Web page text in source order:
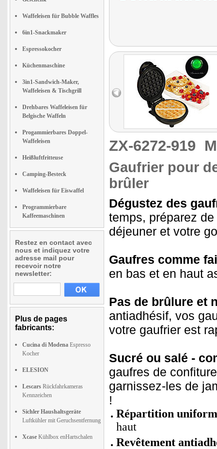
Waffeleisen für Bubble Waffles
6in1-Snackmaker
Espressokocher
Küchenmaschine
3in1-Sandwich-Maker,
Waffeleisen & Tischgrill
Drehbares Waffeleisen für
Belgische Waffeln
Progammierbares Doppel-
Waffeleisen
Heißluftfritteuse
Camping-Besteck
Waffeleisen für Eiswaffel
Programmierbare
Kaffeemaschinen
Restez en contact avec
nous et indiquez votre
adresse mail pour
recevoir notre
newsletter:
Plus de pages
fabricants:
Cucina di Modena Espresso
Kocher
ELESION
Lescars Rückfahrkameras
Kennzeichen
Sichler Haushaltsgeräte
Luftkühler mit Geruchsentfernung
Xcase Kühlbox enHartschalen
ZX-6272-919
Gaufrier pour
brûler
Dégustez des
temps, préparez
déjeuner et votre
Gaufres comme
en bas et en haut
Pas de brûlure et
antiadhésif, vos
votre gaufrier est
Sucré ou salé -
gaufres de
garnissez-les de
!
Répartition
haut
Revêtement